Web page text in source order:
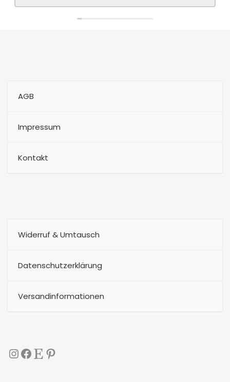
AGB
Impressum
Kontakt
Widerruf & Umtausch
Datenschutzerklärung
Versandinformationen
Instagram
Facebook
EtsyPinterest